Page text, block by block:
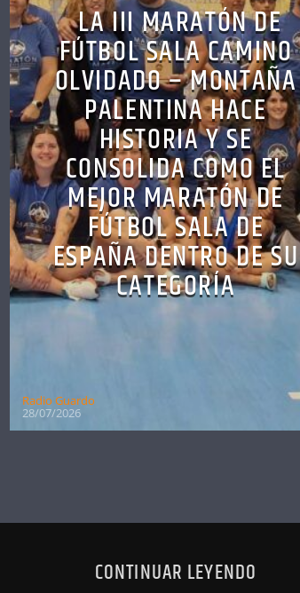
LA III MARATÓN DE
FÚTBOL SALA CAMINO
OLVIDADO – MONTAÑA
PALENTINA HACE
HISTORIA Y SE
CONSOLIDA COMO EL
MEJOR MARATÓN DE
FÚTBOL SALA DE
ESPAÑA DENTRO DE SU
CATEGORÍA
Radio Guardo
28/07/2026
CONTINUAR LEYENDO